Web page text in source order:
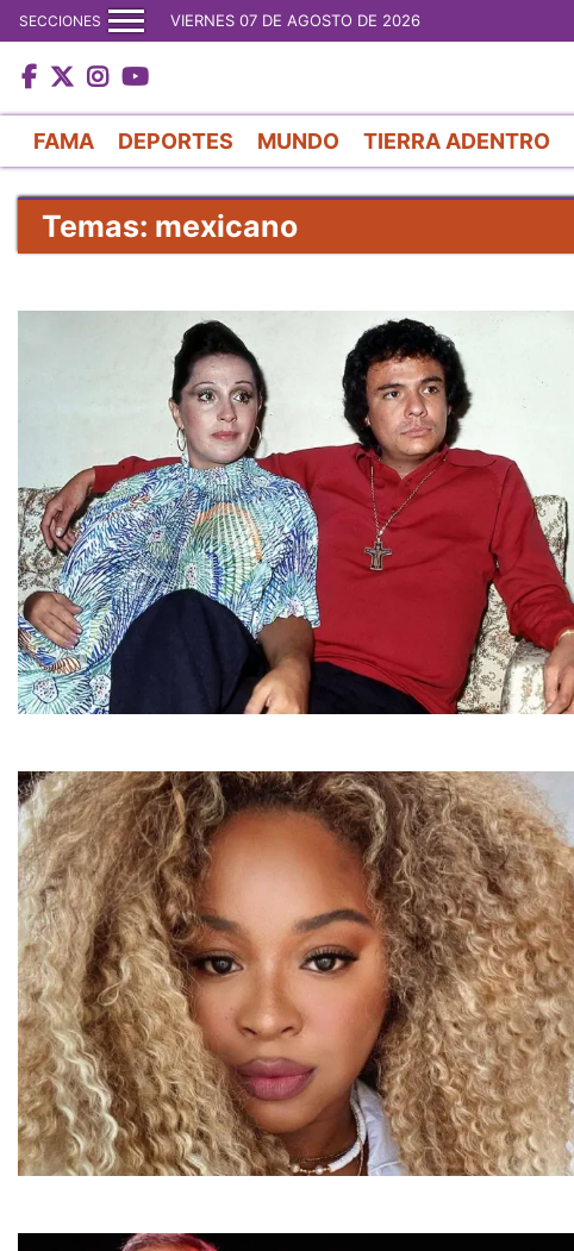
SECCIONES VIERNES 07 DE AGOSTO DE 2026
FAMA DEPORTES MUNDO TIERRA ADENTRO
Temas: mexicano